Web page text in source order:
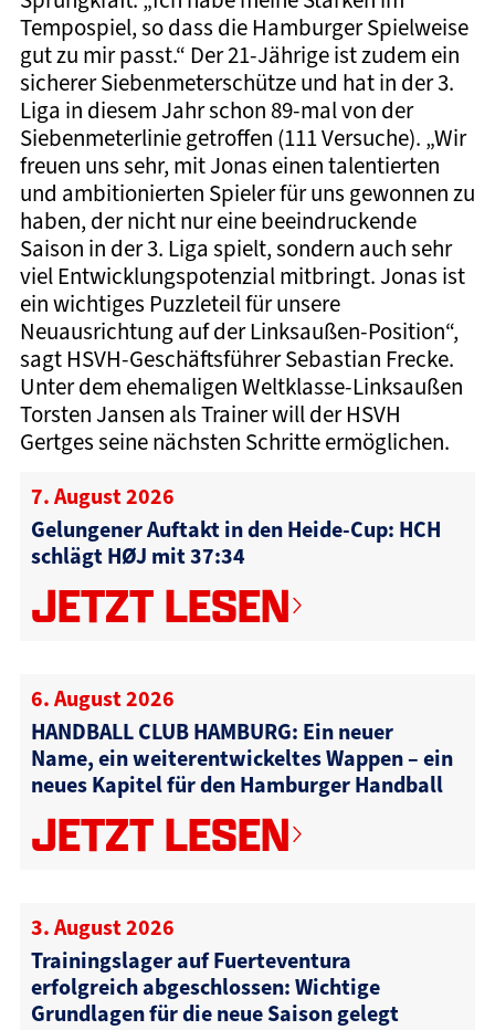
Tempospiel, so dass die Hamburger Spielweise
gut zu mir passt.“ Der 21-Jährige ist zudem ein
sicherer Siebenmeterschütze und hat in der 3.
Liga in diesem Jahr schon 89-mal von der
Siebenmeterlinie getroffen (111 Versuche). „Wir
freuen uns sehr, mit Jonas einen talentierten
und ambitionierten Spieler für uns gewonnen zu
haben, der nicht nur eine beeindruckende
Saison in der 3. Liga spielt, sondern auch sehr
viel Entwicklungspotenzial mitbringt. Jonas ist
ein wichtiges Puzzleteil für unsere
Neuausrichtung auf der Linksaußen-Position“,
sagt HSVH-Geschäftsführer Sebastian Frecke.
Unter dem ehemaligen Weltklasse-Linksaußen
Torsten Jansen als Trainer will der HSVH
Gertges seine nächsten Schritte ermöglichen.
7. August 2026
Gelungener Auftakt in den Heide-Cup: HCH
schlägt HØJ mit 37:34
JETZT LESEN
6. August 2026
HANDBALL CLUB HAMBURG: Ein neuer
Name, ein weiterentwickeltes Wappen – ein
neues Kapitel für den Hamburger Handball
JETZT LESEN
3. August 2026
Trainingslager auf Fuerteventura
erfolgreich abgeschlossen: Wichtige
Grundlagen für die neue Saison gelegt